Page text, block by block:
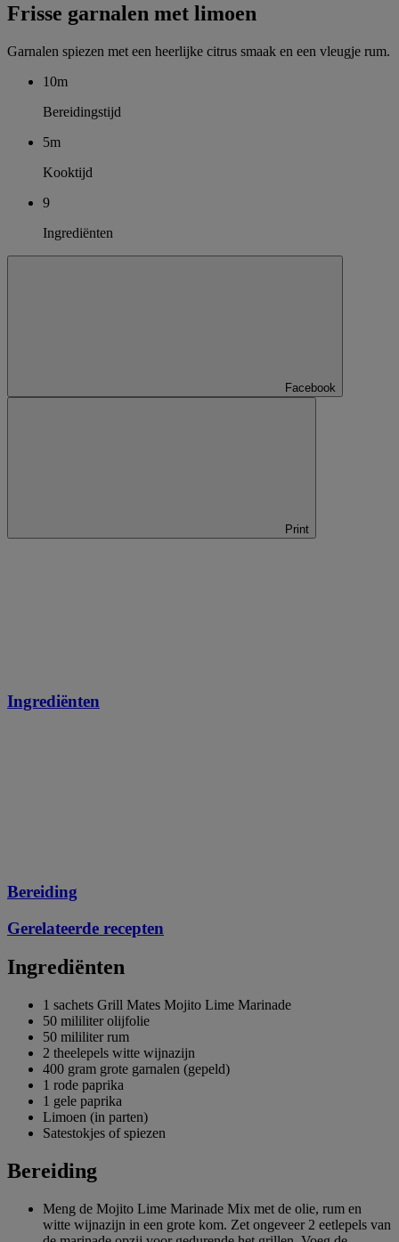
Frisse garnalen met limoen
Garnalen spiezen met een heerlijke citrus smaak en een vleugje rum.
10m
Bereidingstijd
5m
Kooktijd
9
Ingrediënten
Facebook
Print
Ingrediënten
Bereiding
Gerelateerde recepten
Ingrediënten
1 sachets Grill Mates Mojito Lime Marinade
50 mililiter olijfolie
50 mililiter rum
2 theelepels witte wijnazijn
400 gram grote garnalen (gepeld)
1 rode paprika
1 gele paprika
Limoen (in parten)
Satestokjes of spiezen
Bereiding
Meng de Mojito Lime Marinade Mix met de olie, rum en
witte wijnazijn in een grote kom. Zet ongeveer 2 eetlepels van